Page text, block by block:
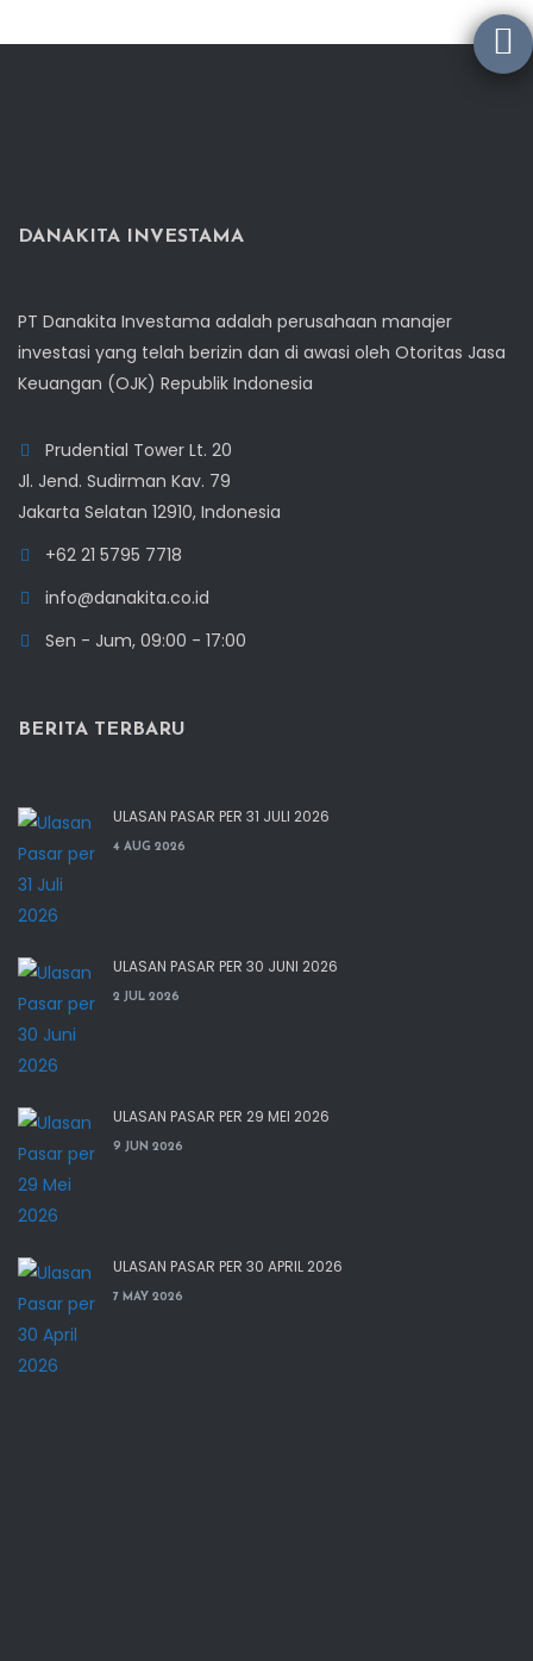
DANAKITA INVESTAMA
PT Danakita Investama adalah perusahaan manajer
investasi yang telah berizin dan di awasi oleh Otoritas Jasa
Keuangan (OJK) Republik Indonesia
Prudential Tower Lt. 20
Jl. Jend. Sudirman Kav. 79
Jakarta Selatan 12910, Indonesia
+62 21 5795 7718
info@danakita.co.id
Sen - Jum, 09:00 - 17:00
BERITA TERBARU
ULASAN PASAR PER 31 JULI 2026
4 AUG 2026
ULASAN PASAR PER 30 JUNI 2026
2 JUL 2026
ULASAN PASAR PER 29 MEI 2026
9 JUN 2026
ULASAN PASAR PER 30 APRIL 2026
7 MAY 2026